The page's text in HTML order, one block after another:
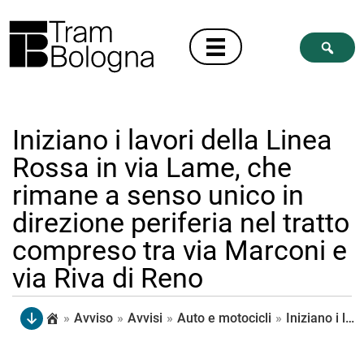
Iniziano i lavori della Linea
Rossa in via Lame, che
rimane a senso unico in
direzione periferia nel tratto
compreso tra via Marconi e
via Riva di Reno
» Avviso » Avvisi » Auto e motocicli » Iniziano i lavori della Linea Rossa in via Lame, che rimane a senso unico in direzione periferia nel tratto compreso tra via Marconi e via Riva di Reno